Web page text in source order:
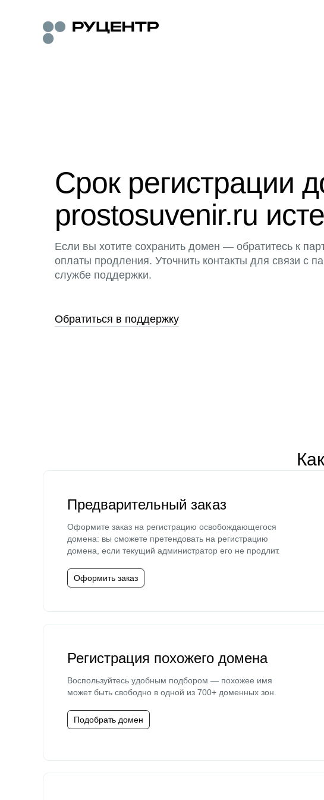
Срок регистрации
prostosuvenir.ru
Если вы хотите сохранить домен — обратитесь к
оплаты продления. Уточнить контакты для связи с
службе поддержки.
Обратиться в поддержку
Предварительный заказ
Оформите заказ на регистрацию освобождающегося
домена: вы сможете претендовать на регистрацию
домена, если текущий администратор его не продлит.
Оформить заказ
Регистрация похожего домена
Воспользуйтесь удобным подбором — похожее имя
может быть свободно в одной из 700+ доменных зон.
Подобрать домен